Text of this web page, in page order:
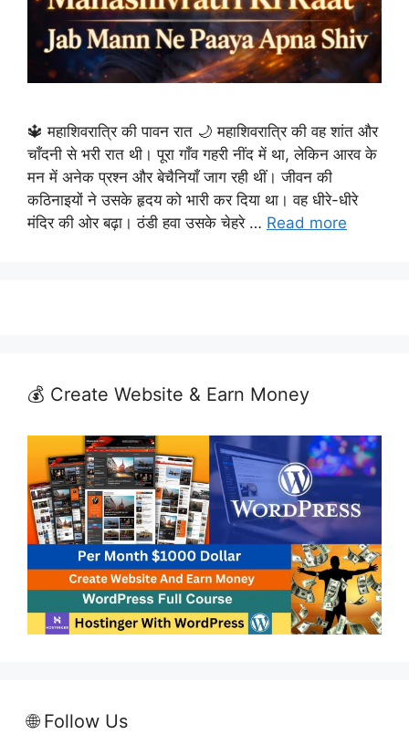
🔱 महाशिवरात्रि की पावन रात 🌙 महाशिवरात्रि की वह शांत और
चाँदनी से भरी रात थी। पूरा गाँव गहरी नींद में था, लेकिन आरव के
मन में अनेक प्रश्न और बेचैनियाँ जाग रही थीं। जीवन की
कठिनाइयों ने उसके हृदय को भारी कर दिया था। वह धीरे-धीरे
मंदिर की ओर बढ़ा। ठंडी हवा उसके चेहरे … Read more
💰 Create Website & Earn Money
🌐 Follow Us